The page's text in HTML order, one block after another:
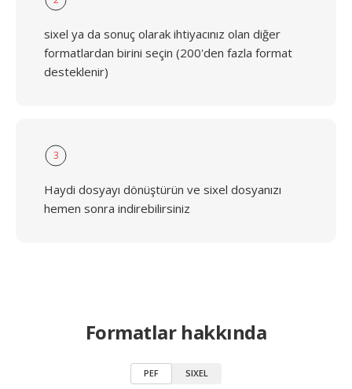
sixel ya da sonuç olarak ihtiyacınız olan diğer
formatlardan birini seçin (200'den fazla format
desteklenir)
3
Haydi dosyayı dönüştürün ve sixel dosyanızı
hemen sonra indirebilirsiniz
Formatlar hakkında
PEF SIXEL